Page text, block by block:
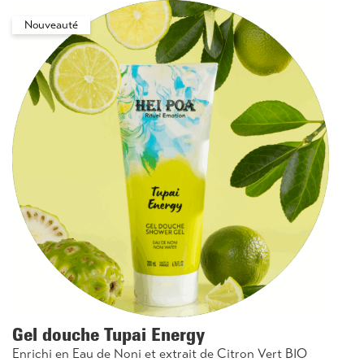
Nouveauté
Gel douche Tupai Energy
Enrichi en Eau de Noni et extrait de Citron Vert BIO